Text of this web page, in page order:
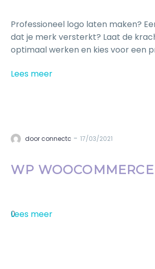
Professioneel logo laten maken?
dat je merk versterkt? Laat de
optimaal werken en kies voor een
Lees meer
door connectc - 17/03/2021
WP
Lees meer
0